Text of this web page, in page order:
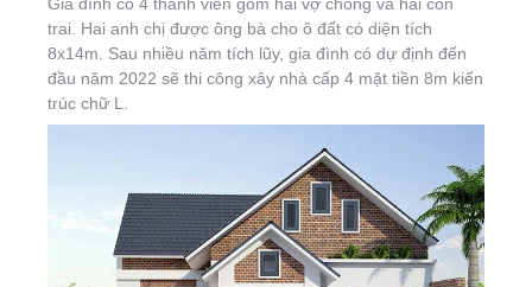
trai. Hai anh chị được ông bà cho ô đất có diện tích
8x14m. Sau nhiều năm tích lũy, gia đình có dự định đến
đầu năm 2022 sẽ thi công xây nhà cấp 4 mặt tiền 8m kiến
trúc chữ L.